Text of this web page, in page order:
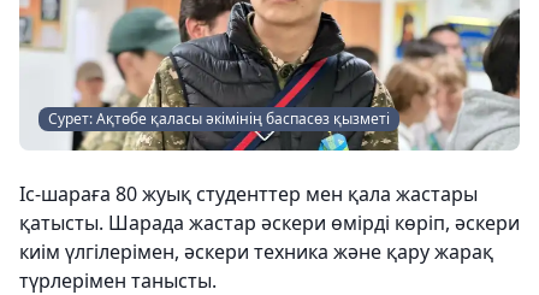
Сурет: Ақтөбе қаласы әкімінің баспасөз қызметі
Іс-шараға 80 жуық студенттер мен қала жастары
қатысты. Шарада жастар әскери өмірді көріп, әскери
киім үлгілерімен, әскери техника және қару жарақ
түрлерімен танысты.